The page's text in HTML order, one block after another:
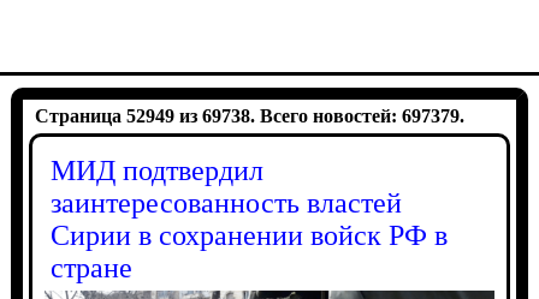
Страница 52949 из 69738. Всего новостей: 697379.
МИД подтвердил
заинтересованность властей
Сирии в сохранении войск РФ в
стране